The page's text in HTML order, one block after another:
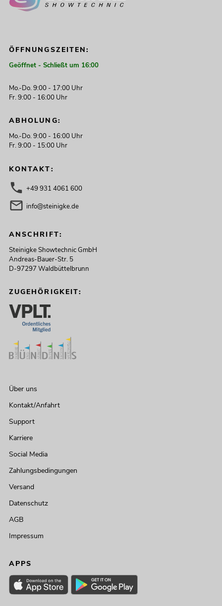
ÖFFNUNGSZEITEN:
Geöffnet - Schließt um 16:00
Mo.-Do. 9:00 - 17:00 Uhr
Fr. 9:00 - 16:00 Uhr
ABHOLUNG:
Mo.-Do. 9:00 - 16:00 Uhr
Fr. 9:00 - 15:00 Uhr
KONTAKT:
+49 931 4061 600
info@steinigke.de
ANSCHRIFT:
Steinigke Showtechnic GmbH
Andreas-Bauer-Str. 5
D-97297 Waldbüttelbrunn
ZUGEHÖRIGKEIT:
Über uns
Kontakt/Anfahrt
Support
Karriere
Social Media
Zahlungsbedingungen
Versand
Datenschutz
AGB
Impressum
APPS